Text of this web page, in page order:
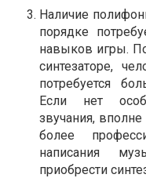
Наличие
порядке
навыков игры.
синтезаторе,
потребуется
Если нет
звучания,
более
написания
приобрести